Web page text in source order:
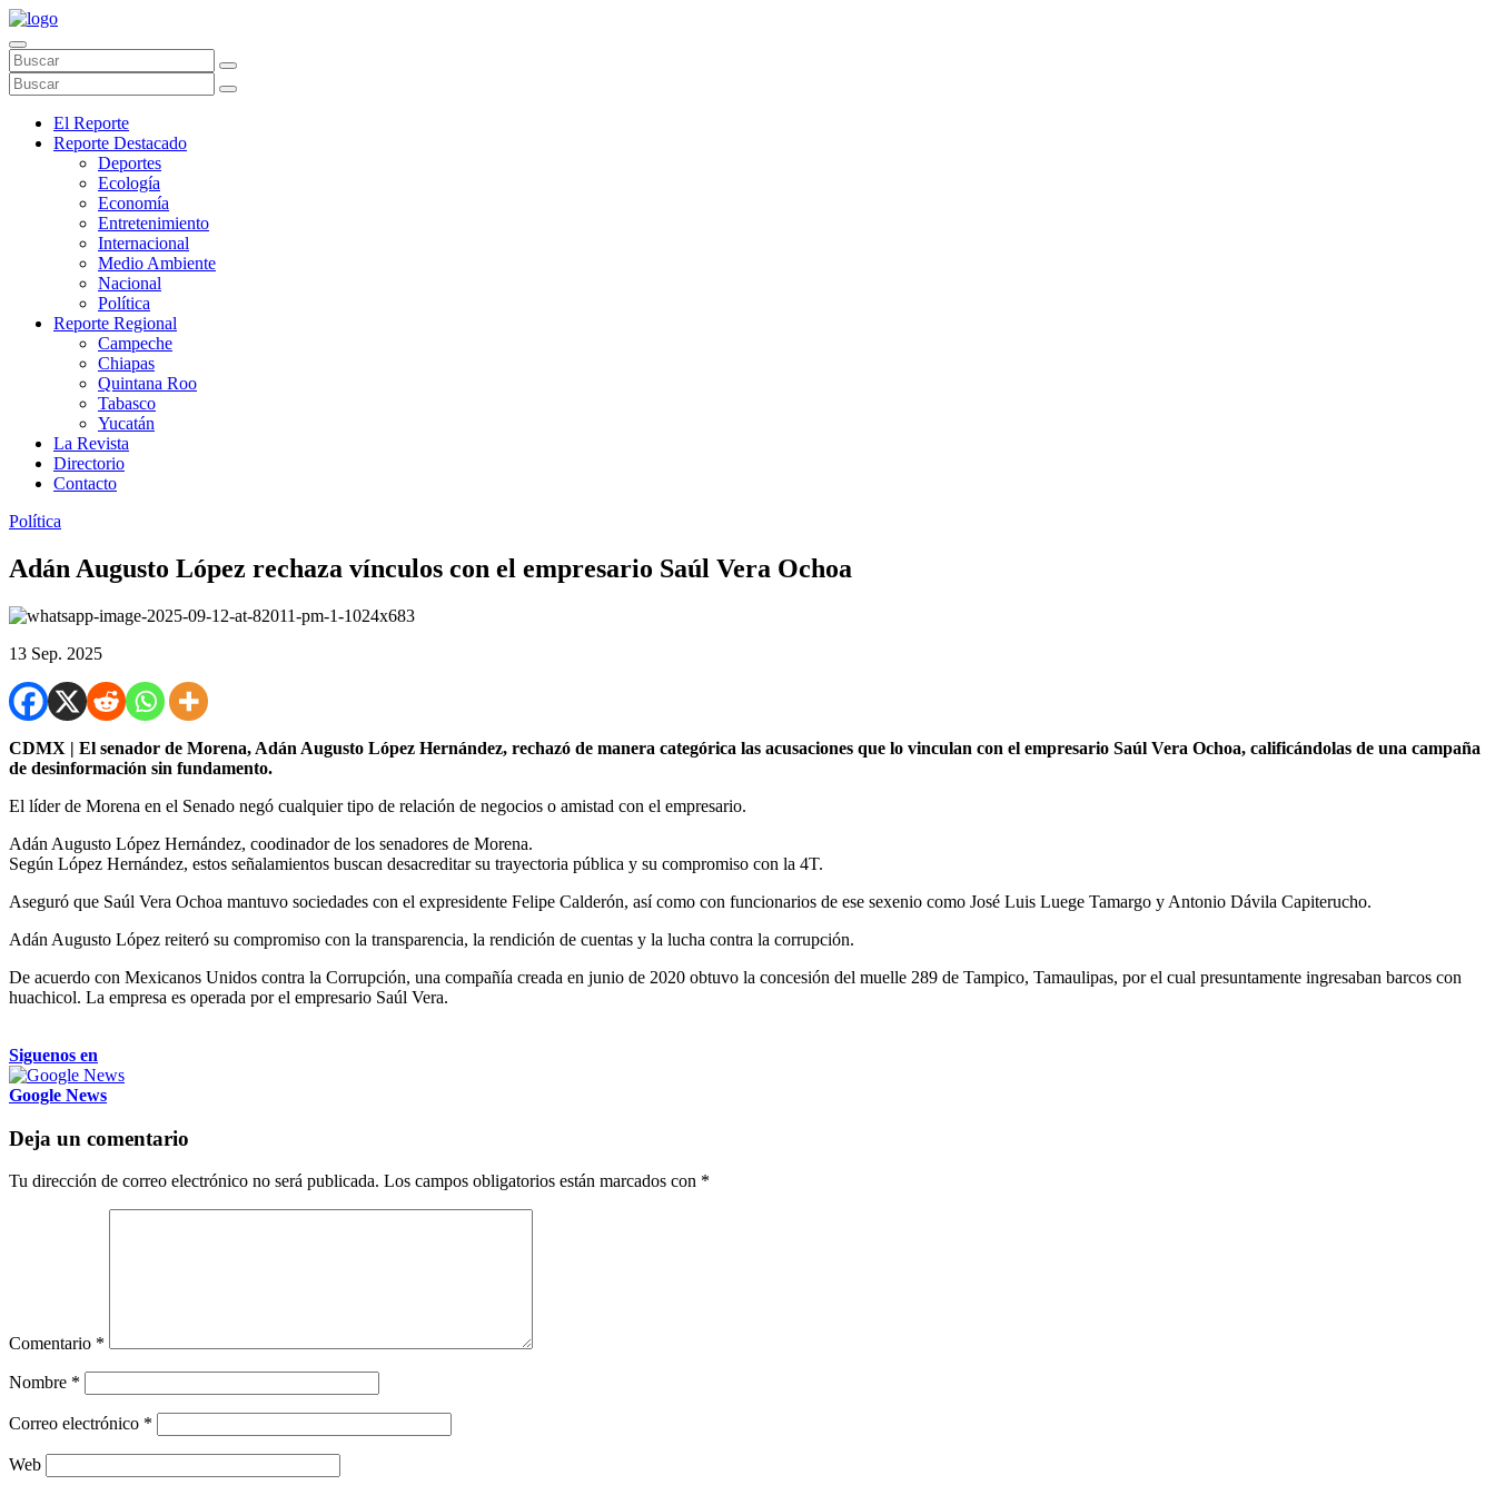
El Reporte
Reporte Destacado
Deportes
Ecología
Economía
Entretenimiento
Internacional
Medio Ambiente
Nacional
Política
Reporte Regional
Campeche
Chiapas
Quintana Roo
Tabasco
Yucatán
La Revista
Directorio
Contacto
Política
Adán Augusto López rechaza vínculos con el empresario Saúl Vera Ochoa
13 Sep. 2025
CDMX | El senador de Morena, Adán Augusto López Hernández, rechazó de manera categórica las acusaciones que lo vinculan con el empresario Saúl Vera Ochoa, calificándolas de una campaña
de desinformación sin fundamento.
El líder de Morena en el Senado negó cualquier tipo de relación de negocios o amistad con el empresario.
Adán Augusto López Hernández, coodinador de los senadores de Morena.
Según López Hernández, estos señalamientos buscan desacreditar su trayectoria pública y su compromiso con la 4T.
Aseguró que Saúl Vera Ochoa mantuvo sociedades con el expresidente Felipe Calderón, así como con funcionarios de ese sexenio como José Luis Luege Tamargo y Antonio Dávila Capiterucho.
Adán Augusto López reiteró su compromiso con la transparencia, la rendición de cuentas y la lucha contra la corrupción.
De acuerdo con Mexicanos Unidos contra la Corrupción, una compañía creada en junio de 2020 obtuvo la concesión del muelle 289 de Tampico, Tamaulipas, por el cual presuntamente ingresaban barcos con
huachicol. La empresa es operada por el empresario Saúl Vera.
Siguenos en
Google News
Deja un comentario
Tu dirección de correo electrónico no será publicada. Los campos obligatorios están marcados con *
Comentario *
Nombre *
Correo electrónico *
Web